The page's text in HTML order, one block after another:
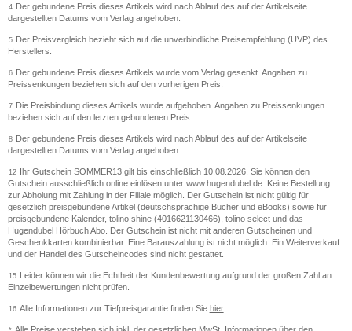
4 Der gebundene Preis dieses Artikels wird nach Ablauf des auf der Artikelseite
dargestellten Datums vom Verlag angehoben.
5 Der Preisvergleich bezieht sich auf die unverbindliche Preisempfehlung (UVP) des
Herstellers.
6 Der gebundene Preis dieses Artikels wurde vom Verlag gesenkt. Angaben zu
Preissenkungen beziehen sich auf den vorherigen Preis.
7 Die Preisbindung dieses Artikels wurde aufgehoben. Angaben zu Preissenkungen
beziehen sich auf den letzten gebundenen Preis.
8 Der gebundene Preis dieses Artikels wird nach Ablauf des auf der Artikelseite
dargestellten Datums vom Verlag angehoben.
12 Ihr Gutschein SOMMER13 gilt bis einschließlich 10.08.2026. Sie können den
Gutschein ausschließlich online einlösen unter www.hugendubel.de. Keine Bestellung
zur Abholung mit Zahlung in der Filiale möglich. Der Gutschein ist nicht gültig für
gesetzlich preisgebundene Artikel (deutschsprachige Bücher und eBooks) sowie für
preisgebundene Kalender, tolino shine (4016621130466), tolino select und das
Hugendubel Hörbuch Abo. Der Gutschein ist nicht mit anderen Gutscheinen und
Geschenkkarten kombinierbar. Eine Barauszahlung ist nicht möglich. Ein Weiterverkauf
und der Handel des Gutscheincodes sind nicht gestattet.
15 Leider können wir die Echtheit der Kundenbewertung aufgrund der großen Zahl an
Einzelbewertungen nicht prüfen.
16 Alle Informationen zur Tiefpreisgarantie finden Sie hier